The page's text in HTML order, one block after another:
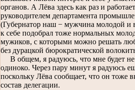
органов. А Лёва здесь как раз и работает
руководителем департамента
(Губернатор наш − мужчина молодой и
к себе подобрал тоже нормальных
мужиков, с которыми можно решать
без дурацкой бюрократической
В общем, я радуюсь, что мне будет не
одиноко. Через пару минут я радуюсь
поскольку Лёва сообщает, что он тоже
состав делегации.